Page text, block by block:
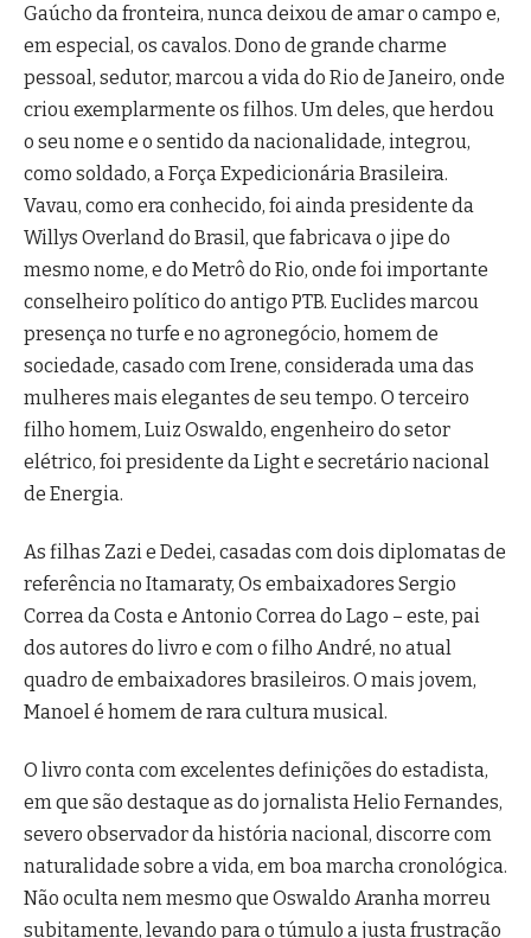
Gaúcho da fronteira, nunca deixou de amar o campo e,
em especial, os cavalos. Dono de grande charme
pessoal, sedutor, marcou a vida do Rio de Janeiro, onde
criou exemplarmente os filhos. Um deles, que herdou
o seu nome e o sentido da nacionalidade, integrou,
como soldado, a Força Expedicionária Brasileira.
Vavau, como era conhecido, foi ainda presidente da
Willys Overland do Brasil, que fabricava o jipe do
mesmo nome, e do Metrô do Rio, onde foi importante
conselheiro político do antigo PTB. Euclides marcou
presença no turfe e no agronegócio, homem de
sociedade, casado com Irene, considerada uma das
mulheres mais elegantes de seu tempo. O terceiro
filho homem, Luiz Oswaldo, engenheiro do setor
elétrico, foi presidente da Light e secretário nacional
de Energia.
As filhas Zazi e Dedei, casadas com dois diplomatas de
referência no Itamaraty, Os embaixadores Sergio
Correa da Costa e Antonio Correa do Lago – este, pai
dos autores do livro e com o filho André, no atual
quadro de embaixadores brasileiros. O mais jovem,
Manoel é homem de rara cultura musical.
O livro conta com excelentes definições do estadista,
em que são destaque as do jornalista Helio Fernandes,
severo observador da história nacional, discorre com
naturalidade sobre a vida, em boa marcha cronológica.
Não oculta nem mesmo que Oswaldo Aranha morreu
subitamente, levando para o túmulo a justa frustração